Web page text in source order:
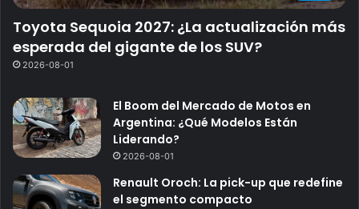
Toyota Sequoia 2027: ¿La actualización más
esperada del gigante de los SUV?
2026-08-01
El Boom del Mercado de Motos en
Argentina: ¿Qué Modelos Están
Liderando?
2026-08-01
Renault Oroch: La pick-up que redefine
el segmento compacto